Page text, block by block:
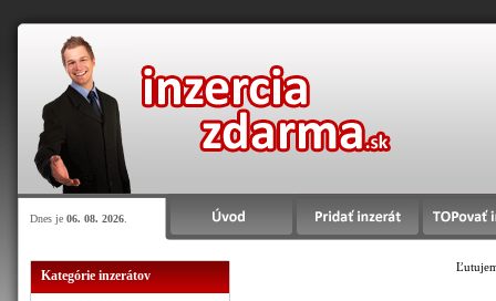
Dnes je 06. 08. 2026
Kategórie inzerátov